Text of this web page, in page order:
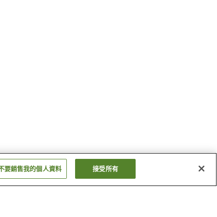
要銷售我的個人資料 接受所有